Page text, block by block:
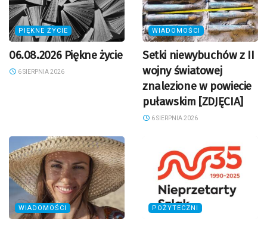
PIĘKNE ŻYCIE
06.08.2026 Piękne życie
6 SIERPNIA 2026
WIADOMOŚCI
Setki niewybuchów z II
wojny światowej
znalezione w powiecie
puławskim [ZDJĘCIA]
6 SIERPNIA 2026
WIADOMOŚCI POŻYTECZNI